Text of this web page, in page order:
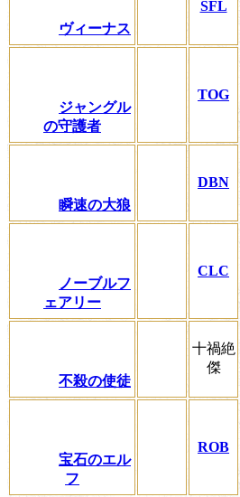
ヴィーナス
SFL
ジャングル
の守護者
TOG
瞬速の大狼
DBN
ノーブルフ
ェアリー
CLC
不殺の使徒
十禍絶
傑
宝石のエル
フ
ROB